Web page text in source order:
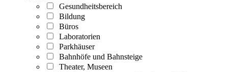
Gesundheitsbereich
Bildung
Büros
Laboratorien
Parkhäuser
Bahnhöfe und Bahnsteige
Theater, Museen